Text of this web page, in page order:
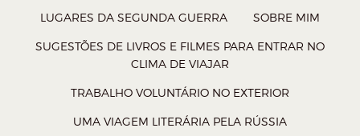
LUGARES DA SEGUNDA GUERRA SOBRE MIM
SUGESTÕES DE LIVROS E FILMES PARA ENTRAR NO
CLIMA DE VIAJAR
TRABALHO VOLUNTÁRIO NO EXTERIOR
UMA VIAGEM LITERÁRIA PELA RÚSSIA